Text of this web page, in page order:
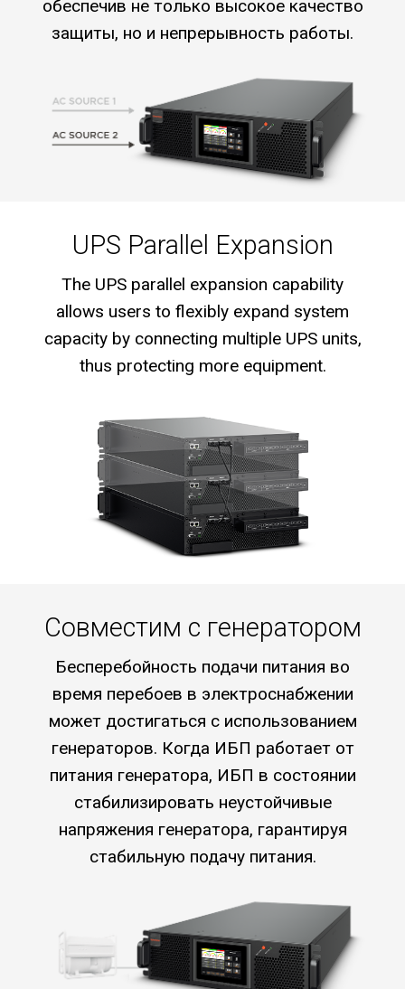
обеспечив не только высокое качество
защиты, но и непрерывность работы.
UPS Parallel Expansion
The UPS parallel expansion capability
allows users to flexibly expand system
capacity by connecting multiple UPS units,
thus protecting more equipment.
Совместим с генератором
Бесперебойность подачи питания во
время перебоев в электроснабжении
может достигаться с использованием
генераторов. Когда ИБП работает от
питания генератора, ИБП в состоянии
стабилизировать неустойчивые
напряжения генератора, гарантируя
стабильную подачу питания.